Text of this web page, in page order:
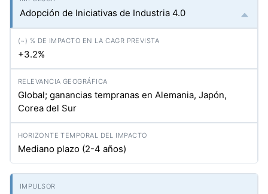
Adopción de Iniciativas de Industria 4.0
+3.2%
Global; ganancias tempranas en Alemania, Japón,
Corea del Sur
Mediano plazo (2-4 años)